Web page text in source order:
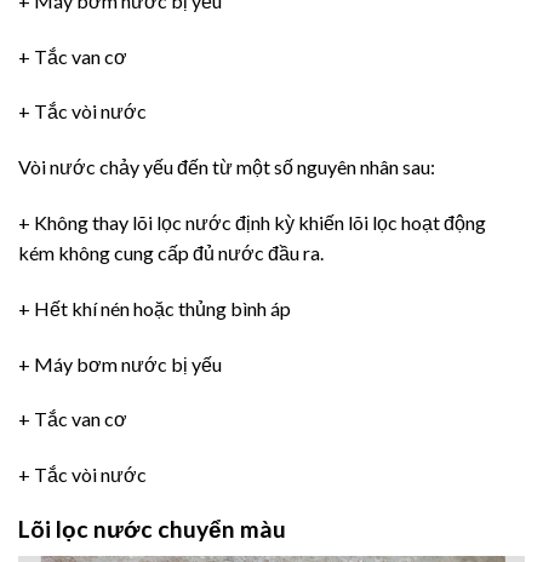
+ Tắc van cơ
+ Tắc vòi nước
Vòi nước chảy yếu đến từ một số nguyên nhân sau:
+ Không thay lõi lọc nước định kỳ khiến lõi lọc hoạt động
kém không cung cấp đủ nước đầu ra.
+ Hết khí nén hoặc thủng bình áp
+ Máy bơm nước bị yếu
+ Tắc van cơ
+ Tắc vòi nước
Lõi lọc nước chuyển màu